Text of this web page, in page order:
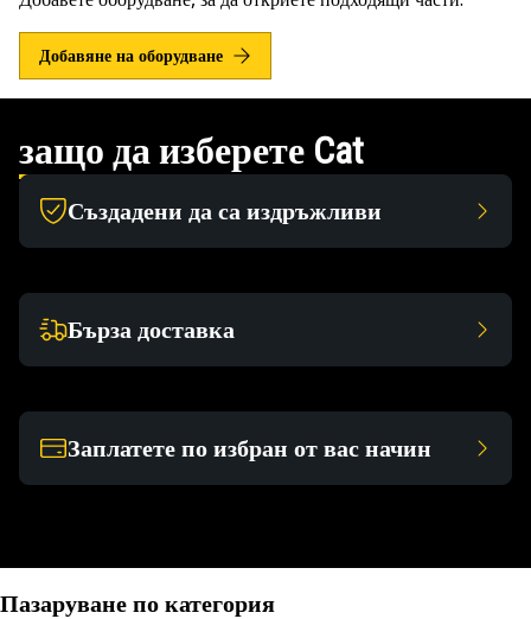
Добавяне на оборудване
защо да изберете Cat
Създадени да са издръжливи
Бърза доставка
Заплатете по избран от вас начин
Пазаруване по категория